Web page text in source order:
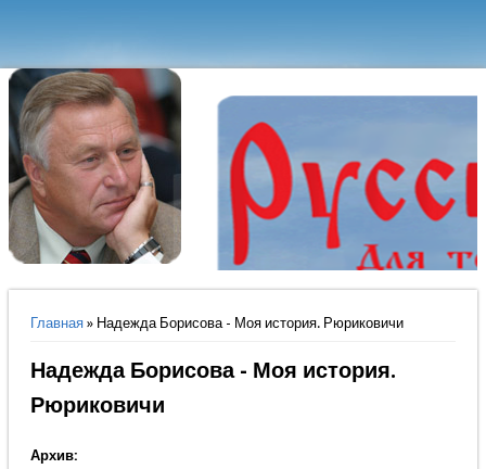
Вы здесь
Главная» Надежда Борисова - Моя история. Рюриковичи
Надежда Борисова - Моя история.
Рюриковичи
Архив: